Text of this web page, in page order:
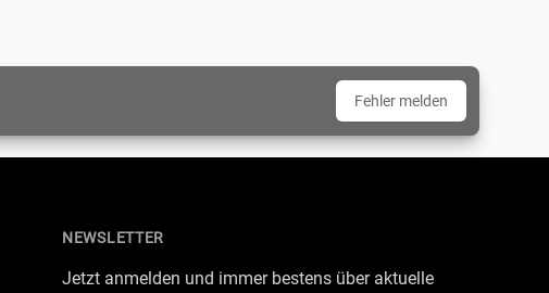
Fehler melden
NEWSLETTER
Jetzt anmelden und immer bestens über aktuelle